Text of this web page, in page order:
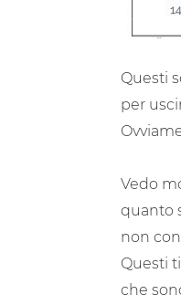
Questi
per
Vedo
quanto
non
Questi
che